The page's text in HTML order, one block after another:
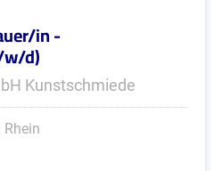
in -
d)
Kunstschmiede